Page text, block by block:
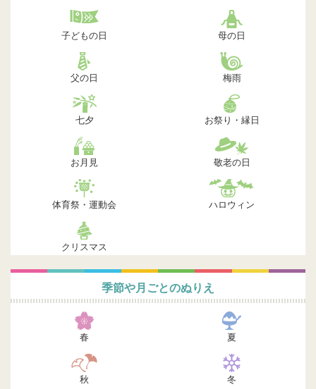
子どもの日 母の日
父の日 梅雨
七夕 お祭り・縁日
お月見 敬老の日
体育祭・運動会 ハロウィン
クリスマス
季節や月ごとのぬりえ
春 夏
秋 冬